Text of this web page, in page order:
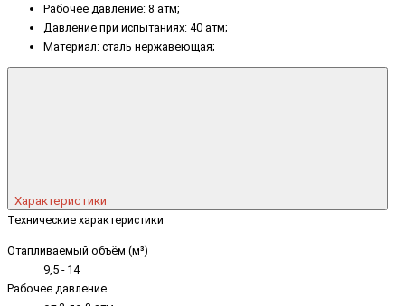
Рабочее давление: 8 атм;
Давление при испытаниях: 40 атм;
Материал: сталь нержавеющая;
Характеристики
Технические характеристики
Отапливаемый объём (м³)
9,5 - 14
Рабочее давление